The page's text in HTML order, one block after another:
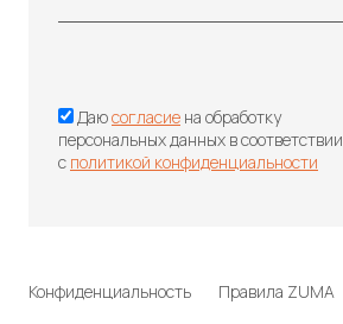
Даюсогласие на обработку
персональных данных в соответствии
с политикой конфиденциальности
Конфиденциальность Правила ZUMA